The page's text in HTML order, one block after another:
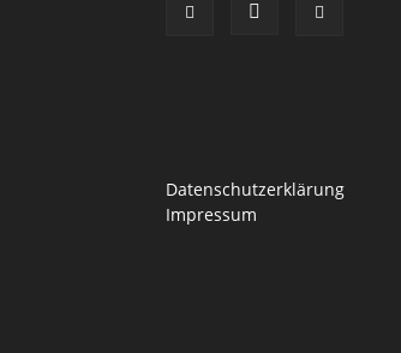
Datenschutzerklärung
Impressum